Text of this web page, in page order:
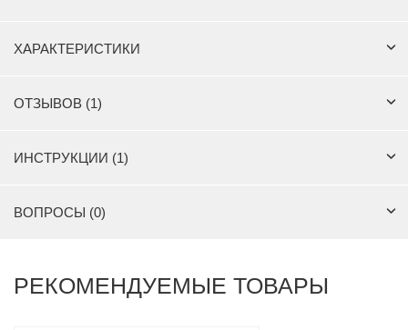
ХАРАКТЕРИСТИКИ
ОТЗЫВОВ (1)
ИНСТРУКЦИИ (1)
ВОПРОСЫ (0)
РЕКОМЕНДУЕМЫЕ ТОВАРЫ